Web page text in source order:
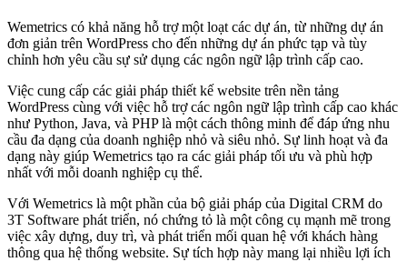
Wemetrics có khả năng hỗ trợ một loạt các dự án, từ những dự án
đơn giản trên WordPress cho đến những dự án phức tạp và tùy
chỉnh hơn yêu cầu sự sử dụng các ngôn ngữ lập trình cấp cao.
Việc cung cấp các giải pháp thiết kế website trên nền tảng
WordPress cùng với việc hỗ trợ các ngôn ngữ lập trình cấp cao khác
như Python, Java, và PHP là một cách thông minh để đáp ứng nhu
cầu đa dạng của doanh nghiệp nhỏ và siêu nhỏ. Sự linh hoạt và đa
dạng này giúp Wemetrics tạo ra các giải pháp tối ưu và phù hợp
nhất với mỗi doanh nghiệp cụ thể.
Với Wemetrics là một phần của bộ giải pháp của Digital CRM do
3T Software phát triển, nó chứng tỏ là một công cụ mạnh mẽ trong
việc xây dựng, duy trì, và phát triển mối quan hệ với khách hàng
thông qua hệ thống website. Sự tích hợp này mang lại nhiều lợi ích